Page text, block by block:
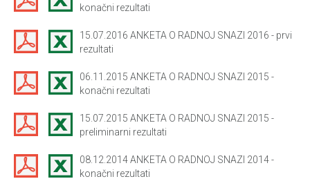
konačni rezultati
15.07.2016 ANKETA O RADNOJ SNAZI 2016 - prvi
rezultati
06.11.2015 ANKETA O RADNOJ SNAZI 2015 -
konačni rezultati
15.07.2015 ANKETA O RADNOJ SNAZI 2015 -
preliminarni rezultati
08.12.2014 ANKETA O RADNOJ SNAZI 2014 -
konačni rezultati